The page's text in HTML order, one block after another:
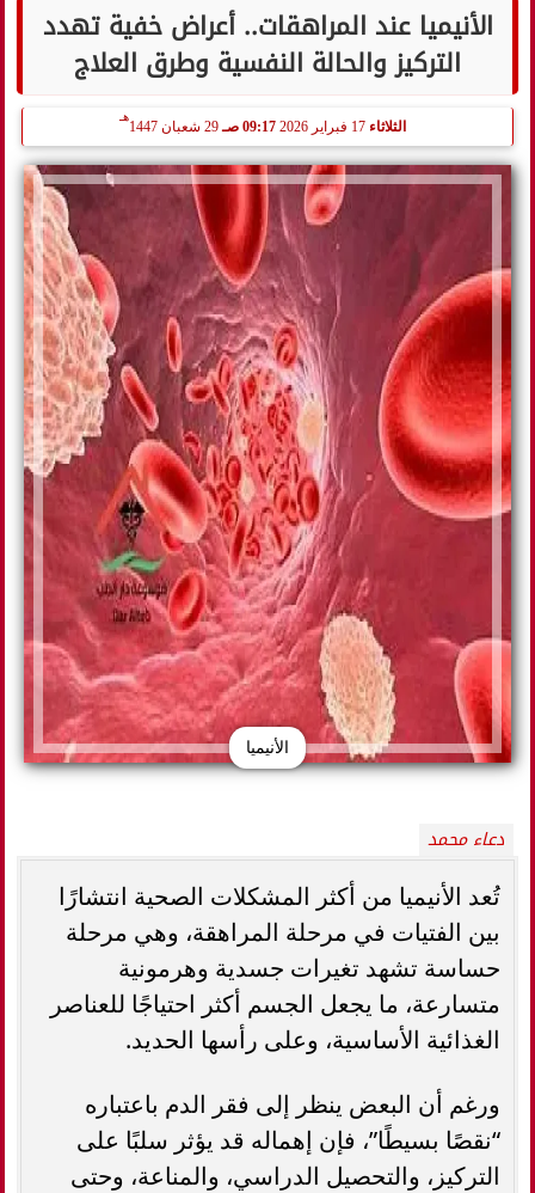
الأنيميا عند المراهقات.. أعراض خفية تهدد
التركيز والحالة النفسية وطرق العلاج
الثلاثاء 09:17 صـ 29 شعبان 1447
هـ
الأنيميا
دعاء محمد
تُعد الأنيميا من أكثر المشكلات الصحية انتشارًا
بين الفتيات في مرحلة المراهقة، وهي مرحلة
حساسة تشهد تغيرات جسدية وهرمونية
متسارعة، ما يجعل الجسم أكثر احتياجًا للعناصر
الغذائية الأساسية، وعلى رأسها الحديد.
ورغم أن البعض ينظر إلى فقر الدم باعتباره
“نقصًا بسيطًا”، فإن إهماله قد يؤثر سلبًا على
التركيز، والتحصيل الدراسي، والمناعة، وحتى